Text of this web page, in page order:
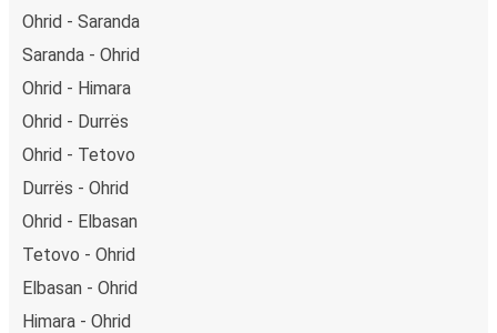
Ohrid - Saranda
Saranda - Ohrid
Ohrid - Himara
Ohrid - Durrës
Ohrid - Tetovo
Durrës - Ohrid
Ohrid - Elbasan
Tetovo - Ohrid
Elbasan - Ohrid
Himara - Ohrid